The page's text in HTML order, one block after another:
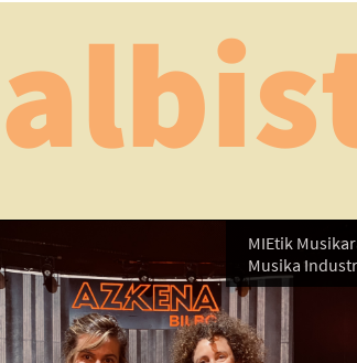
MIEtik Musikara
Musika Industria